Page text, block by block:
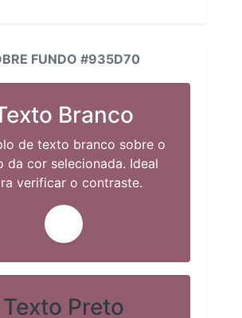
FUNDO #935D70
Branco
de texto branco sobre o
da cor selecionada. Ideal
verificar o contraste.
Texto Preto